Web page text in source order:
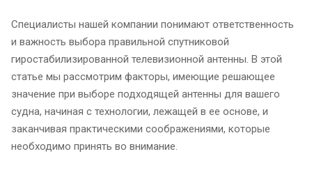
Специалисты нашей компании понимают ответственность
и важность выбора правильной спутниковой
гиростабилизированной телевизионной антенны. В этой
статье мы рассмотрим факторы, имеющие решающее
значение при выборе подходящей антенны для вашего
судна, начиная с технологии, лежащей в ее основе, и
заканчивая практическими соображениями, которые
необходимо принять во внимание.